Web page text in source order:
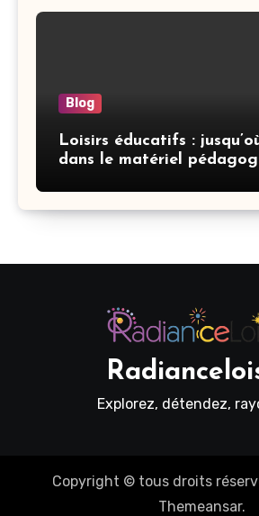
Blog
Loisirs éducatifs :
dans le matériel
Explorez, détendez,
Copyright © tous droits
Themeansar.